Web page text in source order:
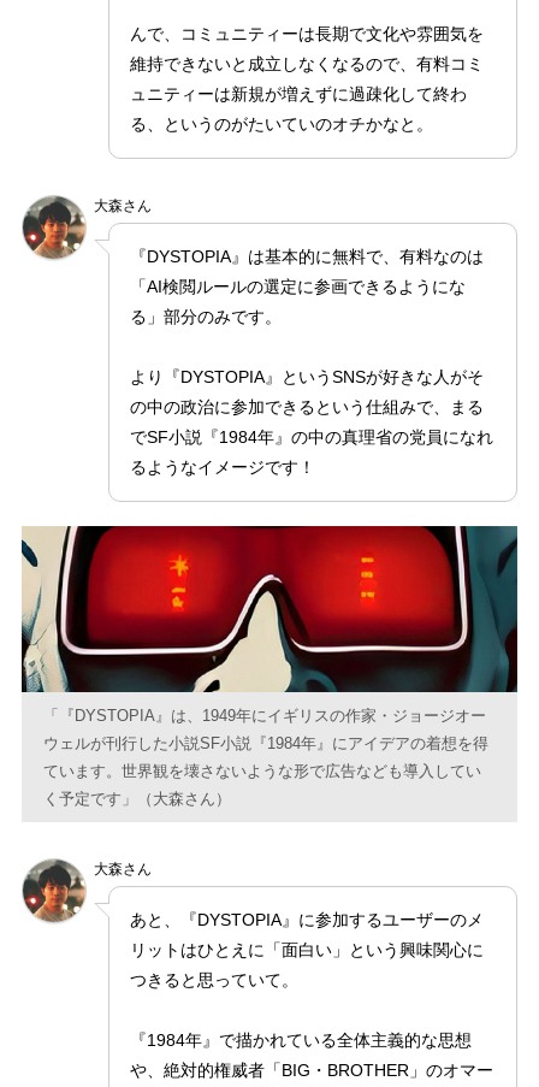
んで、コミュニティーは長期で文化や雰囲気を
維持できないと成立しなくなるので、有料コミ
ュニティーは新規が増えずに過疎化して終わ
る、というのがたいていのオチかなと。
大森さん
『DYSTOPIA』は基本的に無料で、有料なのは
「AI検閲ルールの選定に参画できるようにな
る」部分のみです。
より『DYSTOPIA』というSNSが好きな人がそ
の中の政治に参加できるという仕組みで、まる
でSF小説『1984年』の中の真理省の党員になれ
るようなイメージです！
「『DYSTOPIA』は、1949年にイギリスの作家・ジョージオー
ウェルが刊行した小説SF小説『1984年』にアイデアの着想を得
ています。世界観を壊さないような形で広告なども導入してい
く予定です」（大森さん）
大森さん
あと、『DYSTOPIA』に参加するユーザーのメ
リットはひとえに「面白い」という興味関心に
つきると思っていて。
『1984年』で描かれている全体主義的な思想
や、絶対的権威者「BIG・BROTHER」のオマー